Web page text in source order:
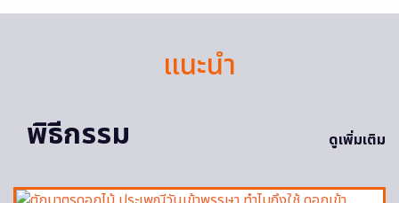
แนะนำ
พิธีกรรม
ดูเพิ่มเติม